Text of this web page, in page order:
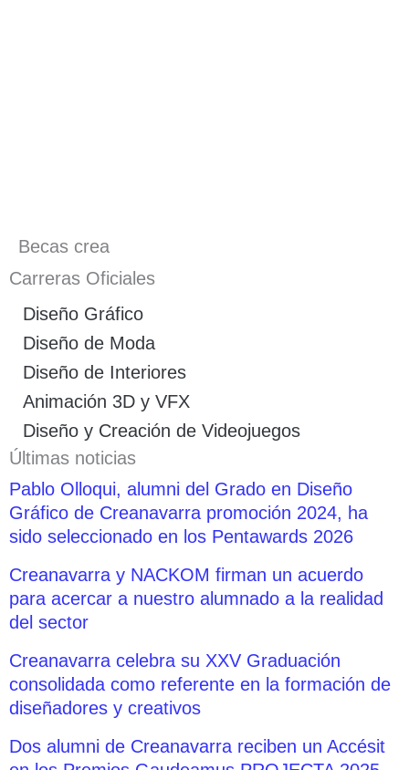
Becas crea
Carreras Oficiales
Diseño Gráfico
Diseño de Moda
Diseño de Interiores
Animación 3D y VFX
Diseño y Creación de Videojuegos
Últimas noticias
Pablo Olloqui, alumni del Grado en Diseño
Gráfico de Creanavarra promoción 2024, ha
sido seleccionado en los Pentawards 2026
Creanavarra y NACKOM firman un acuerdo
para acercar a nuestro alumnado a la realidad
del sector
Creanavarra celebra su XXV Graduación
consolidada como referente en la formación de
diseñadores y creativos
Dos alumni de Creanavarra reciben un Accésit